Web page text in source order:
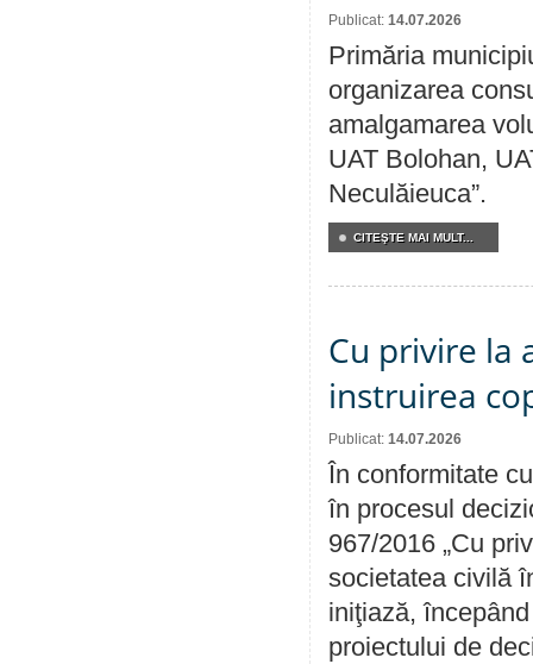
Publicat: 14.07.2026
Primăria
organizarea
amalgamarea
UAT Bolohan,
Neculăieuca”.
CITEŞTE MAI MULT...
Cu privire la
instruirea
Publicat: 14.07.2026
În conformitate
în procesul
967/2016 „Cu
societatea civilă
iniţiază,
proiectului de